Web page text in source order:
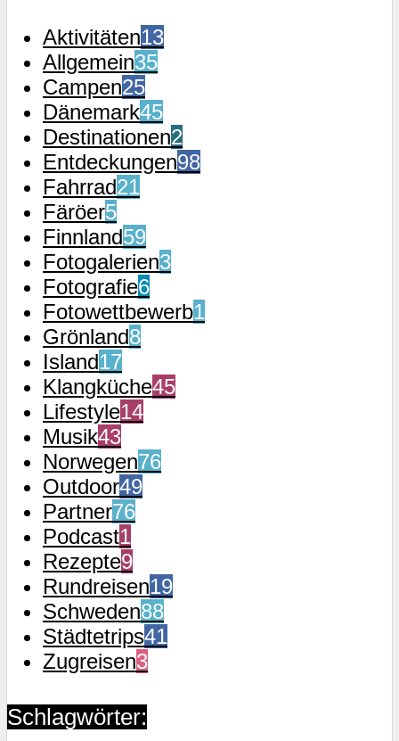
Aktivitäten13
Allgemein35
Campen25
Dänemark45
Destinationen2
Entdeckungen98
Fahrrad21
Färöer5
Finnland59
Fotogalerien3
Fotografie6
Fotowettbewerb1
Grönland8
Island17
Klangküche45
Lifestyle14
Musik43
Norwegen76
Outdoor49
Partner76
Podcast1
Rezepte9
Rundreisen19
Schweden88
Städtetrips41
Zugreisen3
Schlagwörter: